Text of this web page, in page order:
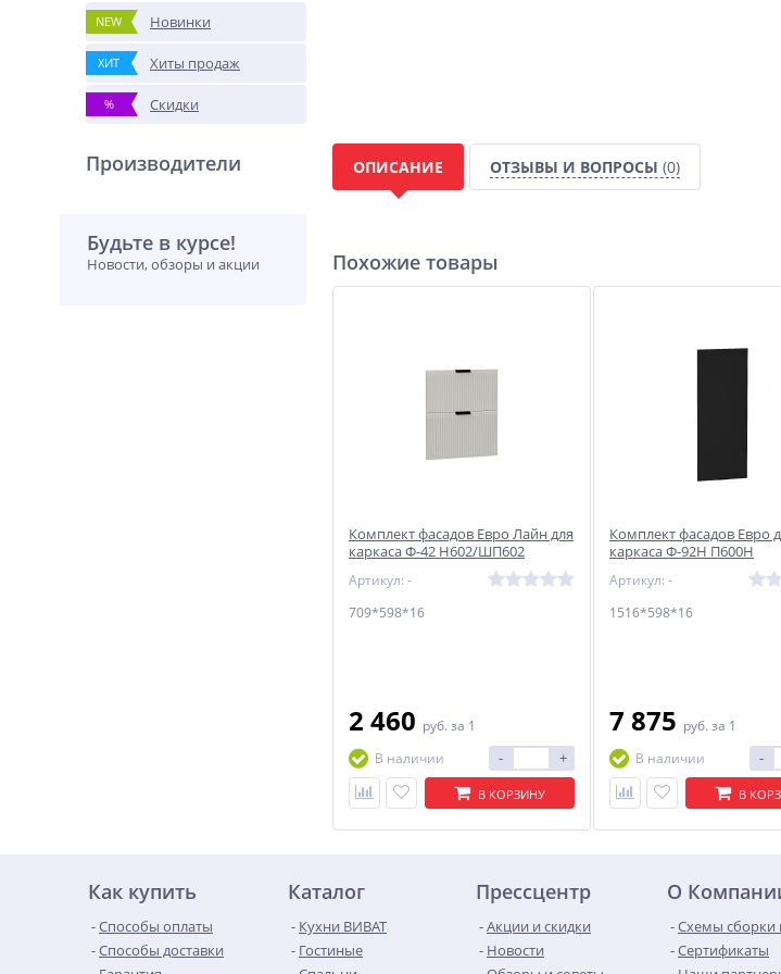
NEW Новинки
ХИТ Хиты продаж
% Скидки
Производители
Будьте в курсе!
Новости, обзоры и акции
ОПИСАНИЕ ОТЗЫВЫ И ВОПРОСЫ (0)
Похожие товары
Комплект фасадов Евро Лайн для
каркаса Ф-42 Н602/ШП602
Артикул: -
709*598*16
2 460 руб. за 1
В наличии
- +
В КОРЗИНУ
Комплект фасадов Евро
каркаса Ф-92Н П600Н
1516*598*16 Антрацит
Артикул: -
1516*598*16
7 875 руб. за 1
В наличии
-
В
Как купить
Способы оплаты
Способы доставки
Каталог
Кухни ВИВАТ
Гостиные
Прессцентр
Акции и скидки
Новости
О
Схемы сборки
Сертификаты